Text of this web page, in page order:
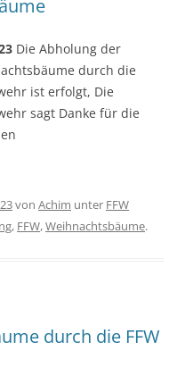
Die Abholung der
durch die
ist erfolgt, Die
sagt Danke für die
von Achim unter FFW
, FFW,Weihnachtsbäume.
durch die FFW